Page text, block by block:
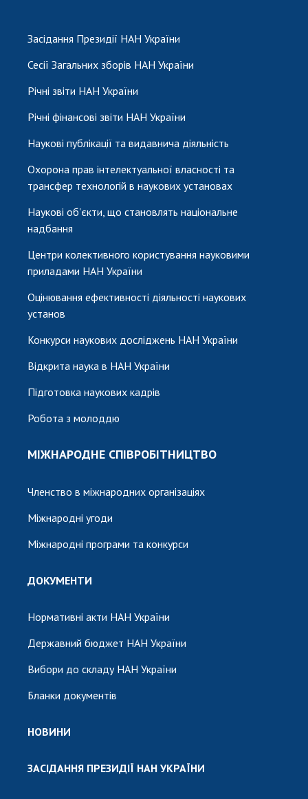
Засідання Президії НАН України
Сесії Загальних зборів НАН України
Річні звіти НАН України
Річні фінансові звіти НАН України
Наукові публікації та видавнича діяльність
Охорона прав інтелектуальної власності та
трансфер технологій в наукових установах
Наукові об'єкти, що становлять національне
надбання
Центри колективного користування науковими
приладами НАН України
Оцінювання ефективності діяльності наукових
установ
Конкурси наукових досліджень НАН України
Відкрита наука в НАН України
Підготовка наукових кадрів
Робота з молоддю
МІЖНАРОДНЕ СПІВРОБІТНИЦТВО
Членство в міжнародних організаціях
Міжнародні угоди
Міжнародні програми та конкурси
ДОКУМЕНТИ
Нормативні акти НАН України
Державний бюджет НАН України
Вибори до складу НАН України
Бланки документів
НОВИНИ
ЗАСІДАННЯ ПРЕЗИДІЇ НАН УКРАЇНИ